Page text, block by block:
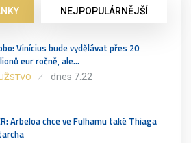
NEJPOPULÁRNĚJŠÍ
Vinícius bude vydělávat přes 20
eur ročně, ale…
dnes 7:22
Arbeloa chce ve Fulhamu také Thiaga